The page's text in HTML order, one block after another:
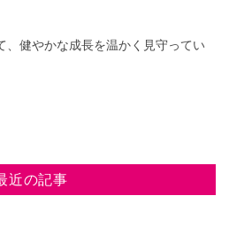
、健やかな成長を温かく見守ってい
近の記事